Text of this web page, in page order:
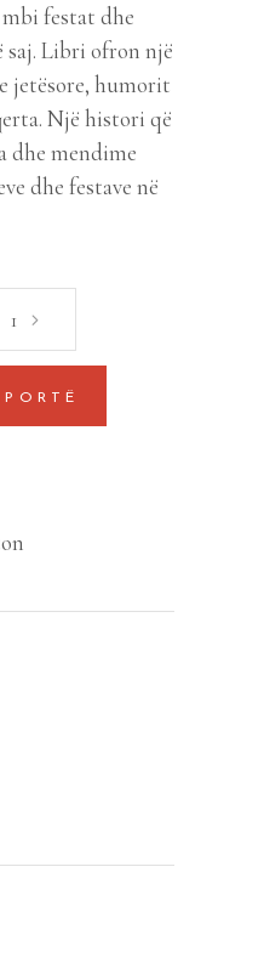
festat dhe
saj. Libri ofron një
jetësore, humorit
Një histori që
dhe mendime
dhe festave në